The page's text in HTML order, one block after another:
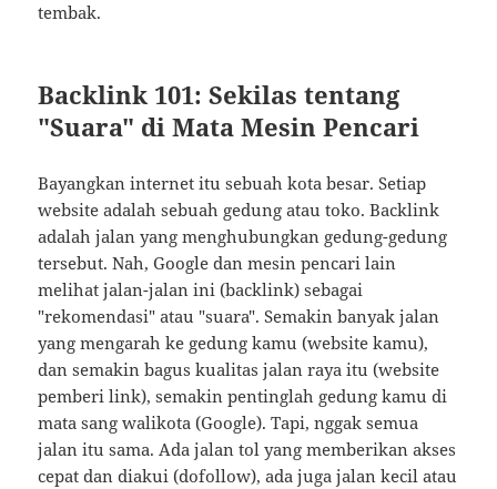
tembak.
Backlink 101: Sekilas tentang
"Suara" di Mata Mesin Pencari
Bayangkan internet itu sebuah kota besar. Setiap
website adalah sebuah gedung atau toko. Backlink
adalah jalan yang menghubungkan gedung-gedung
tersebut. Nah, Google dan mesin pencari lain
melihat jalan-jalan ini (backlink) sebagai
"rekomendasi" atau "suara". Semakin banyak jalan
yang mengarah ke gedung kamu (website kamu),
dan semakin bagus kualitas jalan raya itu (website
pemberi link), semakin pentinglah gedung kamu di
mata sang walikota (Google). Tapi, nggak semua
jalan itu sama. Ada jalan tol yang memberikan akses
cepat dan diakui (dofollow), ada juga jalan kecil atau